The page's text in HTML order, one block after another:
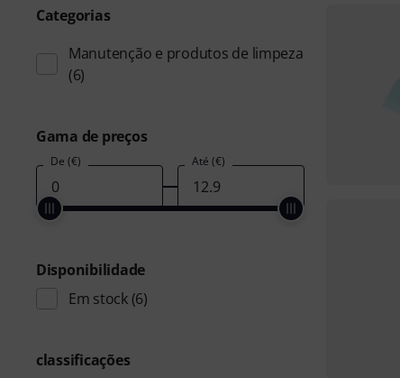
Categorias
Manutenção e produtos de limpeza
(6)
Gama de preços
De (€) Até (€)
Disponibilidade
Em stock(6)
classificações